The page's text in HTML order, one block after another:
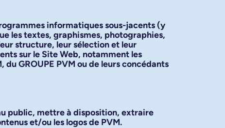
informatiques sous-jacents (y
les textes, graphismes, photographies,
structure, leur sélection et leur
sur le Site Web, notamment les
GROUPE PVM ou de leurs concédants
public, mettre à disposition, extraire
et/ou les logos de PVM.